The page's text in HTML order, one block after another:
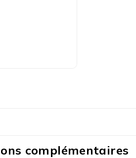
complémentaires